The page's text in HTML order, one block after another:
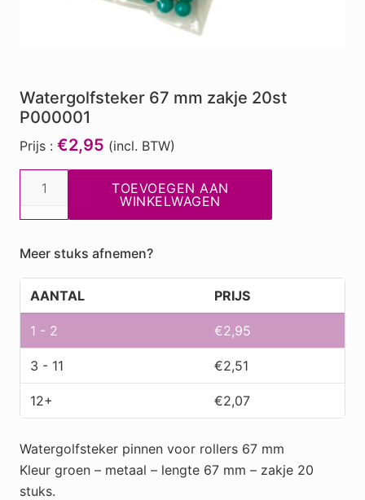
Watergolfsteker 67 mm zakje 20st
P000001
Prijs : €2,95 (incl. BTW)
Watergolfsteker
mm
20st
TOEVOEGEN AAN
WINKELWAGEN
Meer stuks afnemen?
AANTAL PRIJS
1 - 2 €2,95
3 - 11 €2,51
12+ €2,07
Watergolfsteker pinnen voor rollers 67 mm
Kleur groen – metaal – lengte 67 mm – zakje 20
stuks.